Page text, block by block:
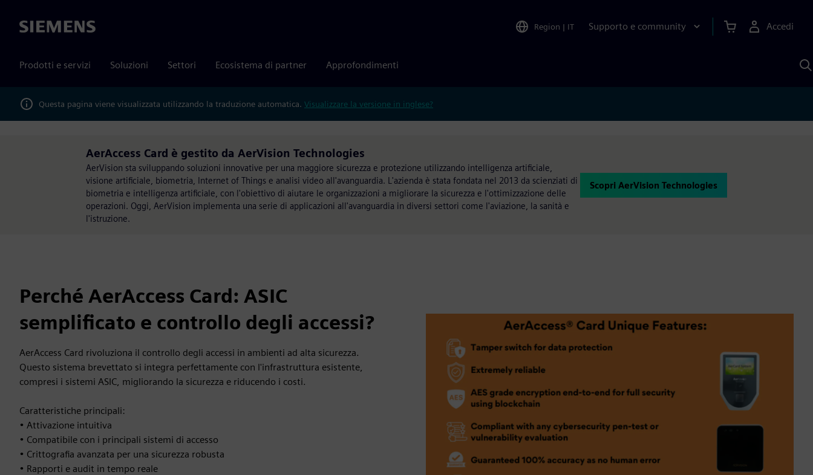
Siemens Region | IT Supporto e community Accedi
Prodotti e servizi Soluzioni Settori Ecosistema di partner Approfondimenti
Questa pagina viene visualizzata utilizzando la traduzione automatica. Visualizzare la versione in inglese?
AerAccess Card è gestito da AerVision Technologies
AerVision sta sviluppando soluzioni innovative per una maggiore sicurezza e protezione utilizzando intelligenza artificiale,
visione artificiale, biometria, Internet of Things e analisi video all'avanguardia. L'azienda è stata fondata nel 2013 da scienziati di
biometria e intelligenza artificiale, con l'obiettivo di aiutare le organizzazioni a migliorare la sicurezza e l'ottimizzazione delle
operazioni. Oggi, AerVision implementa una serie di applicazioni all'avanguardia in diversi settori come l'aviazione, la sanità e
l'istruzione.
Scopri AerVision Technologies
Perché AerAccess Card: ASIC
semplificato e controllo degli accessi?
AerAccess Card rivoluziona il controllo degli accessi in ambienti ad alta sicurezza.
Questo sistema brevettato si integra perfettamente con l'infrastruttura esistente,
compresi i sistemi ASIC, migliorando la sicurezza e riducendo i costi.
Caratteristiche principali:
• Attivazione intuitiva
• Compatibile con i principali sistemi di accesso
• Crittografia avanzata per una sicurezza robusta
• Rapporti e audit in tempo reale